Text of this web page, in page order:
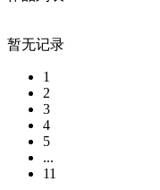
暂无记录
1
2
3
4
5
...
11